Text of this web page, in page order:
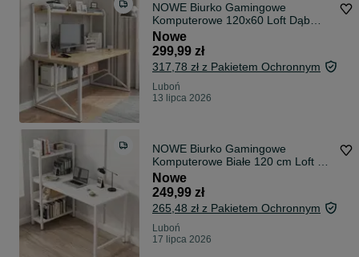
NOWE Biurko Gamingowe
Komputerowe 120x60 Loft Dąb
Jasny z Półkami pod Laptop
Monitor Dla Graczy Nauki Mocne
Stabilne Duże
Nowe
299,99 zł
317,78 zł z Pakietem Ochronnym
Luboń
13 lipca 2026
NOWE Biurko Gamingowe
Komputerowe Białe 120 cm Loft z
Regałem Pod Laptop Monitor Do
Nauki Pracy Duże Stabilne
Nowe
249,99 zł
265,48 zł z Pakietem Ochronnym
Luboń
17 lipca 2026